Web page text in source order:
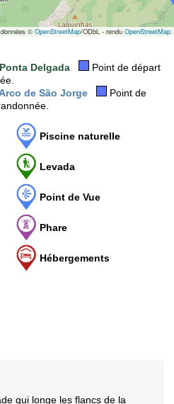
données © OpenStreetMap/ODbL - rendu OpenStreetMap
Delgada
Point de départ
de São Jorge
Point de
Piscine naturelle
Levada
Point de Vue
Phare
Hébergements
qui longe les flancs de la